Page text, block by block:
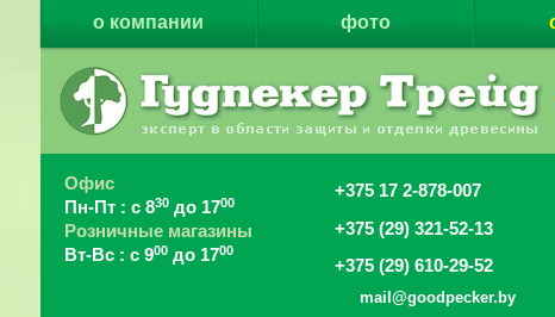
о компании фото
Офис
Пн-Пт : с 830до 1700
Розничные магазины
Вт-Вс : с 900до 1700
+375 17 2-878-007
+375 (29) 321-52-13
+375 (29) 610-29-52
mail@goodpecker.by